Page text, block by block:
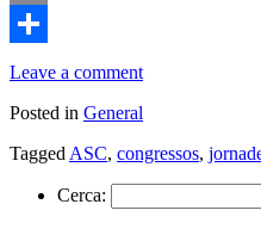
Email
Comparteix
Leave a comment
Posted in General
Tagged ASC, congressos,
Cerca: